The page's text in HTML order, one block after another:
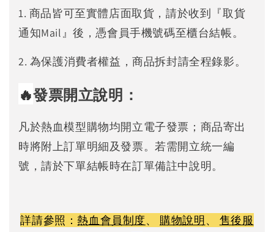
1. 商品皆可至實體店面取貨，請於收到『取貨
通知Mail』後，憑會員手機號碼至櫃台結帳。
2. 為保護消費者權益，商品拆封請全程錄影。
🔥發票開立說明：
凡於熱血模型購物均開立電子發票；商品寄出
時將附上訂單明細及發票。若需開立統一編
號，請於下單結帳時在訂單備註中說明。
詳請參照：熱血會員制度、 購物說明、 售後服